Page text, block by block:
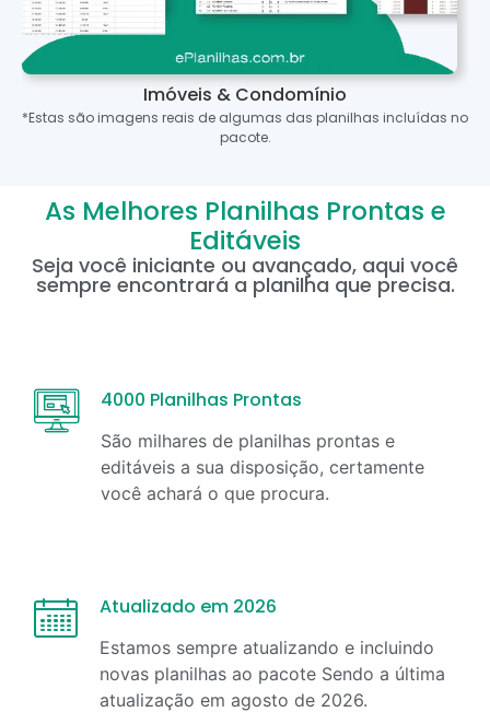
Imóveis & Condomínio
*Estas são imagens reais de algumas das planilhas incluídas no
pacote.
As Melhores Planilhas Prontas e
Editáveis
Seja você iniciante ou avançado, aqui você
sempre encontrará a planilha que precisa.
4000 Planilhas Prontas
São milhares de planilhas prontas e
editáveis a sua disposição, certamente
você achará o que procura.
Atualizado em 2026
Estamos sempre atualizando e incluindo
novas planilhas ao pacote Sendo a última
atualização em agosto de 2026.